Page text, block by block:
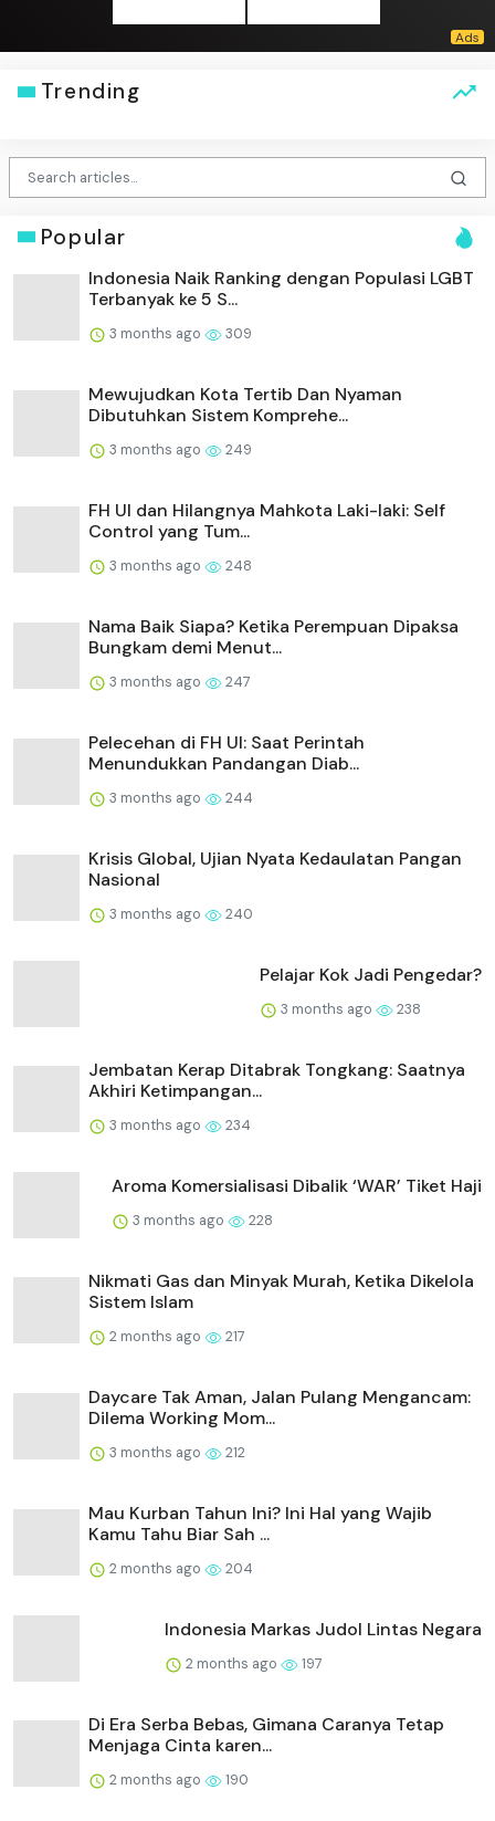
Trending
Popular
Indonesia Naik Ranking dengan Populasi LGBT
Terbanyak ke 5 S...
3 months ago 309
Mewujudkan Kota Tertib Dan Nyaman
Dibutuhkan Sistem Komprehe...
3 months ago 249
FH UI dan Hilangnya Mahkota Laki-laki: Self
Control yang Tum...
3 months ago 248
Nama Baik Siapa? Ketika Perempuan Dipaksa
Bungkam demi Menut...
3 months ago 247
Pelecehan di FH UI: Saat Perintah
Menundukkan Pandangan Diab...
3 months ago 244
Krisis Global, Ujian Nyata Kedaulatan Pangan
Nasional
3 months ago 240
Pelajar Kok Jadi Pengedar?
3 months ago 238
Jembatan Kerap Ditabrak Tongkang: Saatnya
Akhiri Ketimpangan...
3 months ago 234
Aroma Komersialisasi Dibalik ‘WAR’ Tiket Haji
3 months ago 228
Nikmati Gas dan Minyak Murah, Ketika Dikelola
Sistem Islam
2 months ago 217
Daycare Tak Aman, Jalan Pulang Mengancam:
Dilema Working Mom...
3 months ago 212
Mau Kurban Tahun Ini? Ini Hal yang Wajib
Kamu Tahu Biar Sah ...
2 months ago 204
Indonesia Markas Judol Lintas Negara
2 months ago 197
Di Era Serba Bebas, Gimana Caranya Tetap
Menjaga Cinta karen...
2 months ago 190